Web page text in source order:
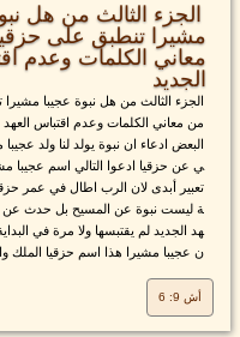
الجزء الثالث من هل
مشيرا تنطبق على
معاني الكلمات وعدم
الجديد
الجزء الثالث من هل نبوة عجيبا
من معاني الكلمات وعدم اقتباس العهد
البعض ادعاء ان نبوة يولد لنا ولد عجيبا
ي عن حزقيا ادعوا التالي اسم عجيبا
تعبير أبدى لان الرب اطال في عمر
ة ليست نبوة عن المسيح بل حدث عن
هد الجديد لم يقتبسها ولا مرة في
ن عجيبا مشيرا هذا اسم حزقيا الملك
أش 9: 6